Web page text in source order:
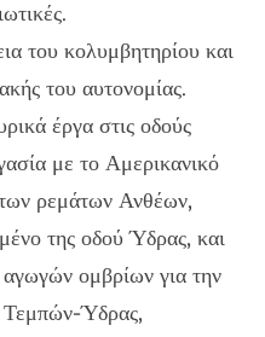
του κολυμβητηρίου και
του αυτονομίας.
έργα στις οδούς
με το Αμερικανικό
ρεμάτων Ανθέων,
της οδού Ύδρας, και
ομβρίων για την
Τεμπών-Ύδρας,